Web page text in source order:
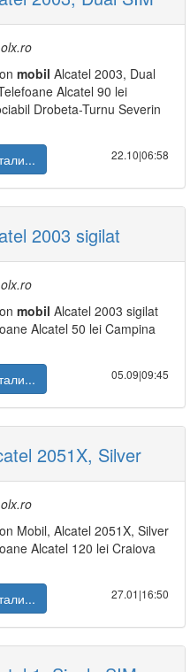
mobil Alcatel 2003, Dual
Alcatel 90 lei
Drobeta-Turnu Severin
22.10|06:58
2003 sigilat
mobil Alcatel 2003 sigilat
Alcatel 50 lei Campina
05.09|09:45
2051X, Silver
Mobil, Alcatel 2051X, Silver
Alcatel 120 lei Craiova
27.01|16:50